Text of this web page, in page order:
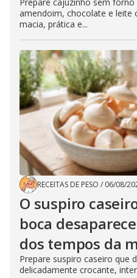
Prepare cajuzinho sem
amendoim, chocolate e leite
macia, prática e...
RECEITAS DE PESO / 06/08/
O suspiro
boca
dos tempos da
Prepare suspiro caseiro que
delicadamente crocante,